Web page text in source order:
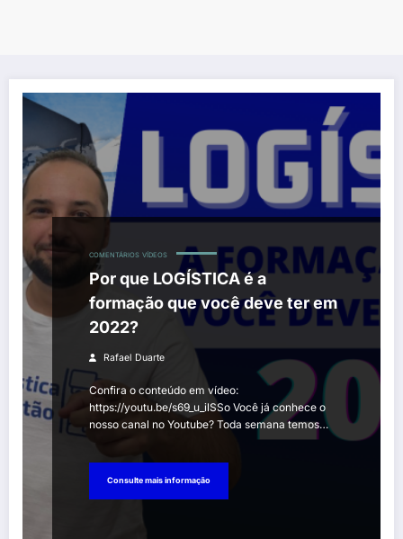
COMENTÁRIOS VÍDEOS
Por que LOGÍSTICA é a
formação que você deve ter em
2022?
Rafael Duarte
Confira o conteúdo em vídeo:
https://youtu.be/s69_u_ilSSo Você já conhece o
nosso canal no Youtube? Toda semana temos…
Consulte mais informação